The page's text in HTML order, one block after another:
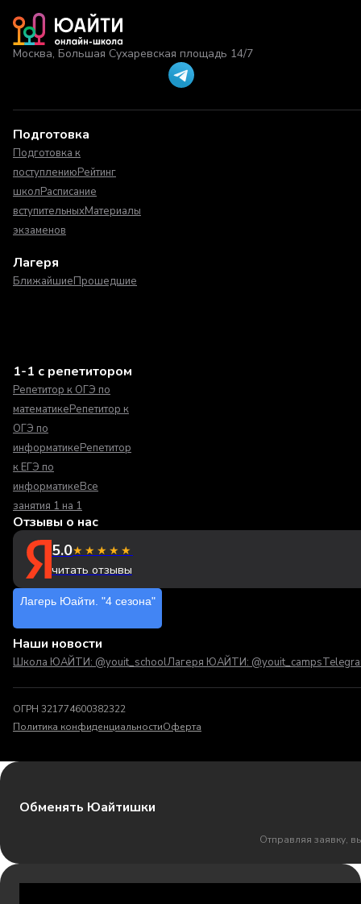
Москва, Большая Сухаревская площадь 14/7
Подготовка
Подготовка к
поступлениюРейтинг
школРасписание
вступительныхМатериалы
экзаменов
Лагеря
БлижайшиеПрошедшие
1-1 с репетитором
Репетитор к ОГЭ по
математикеРепетитор к
ОГЭ по
информатикеРепетитор
к ЕГЭ по
информатикеВсе
занятия 1 на 1
Отзывы о нас
5.0★★★★★
читать отзывы
Лагерь Юайти. "4 сезона"
Наши новости
Школа ЮАЙТИ: @youit_schoolЛагеря ЮАЙТИ: @youit_camps
ОГРН 321774600382322
Политика конфиденциальностиОферта
Обменять Юайтишки
Отправляя заявку,